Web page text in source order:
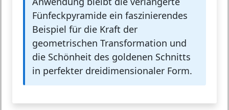
Fünfeckpyramide ein faszinierendes
Beispiel für die Kraft der
geometrischen Transformation und
die Schönheit des goldenen Schnitts
in perfekter dreidimensionaler Form.